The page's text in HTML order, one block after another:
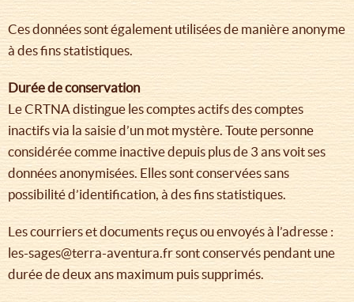
Ces données sont également utilisées de manière anonyme
à des fins statistiques.
Durée de conservation
Le CRTNA distingue les comptes actifs des comptes
inactifs via la saisie d’un mot mystère. Toute personne
considérée comme inactive depuis plus de 3 ans voit ses
données anonymisées. Elles sont conservées sans
possibilité d’identification, à des fins statistiques.
Les courriers et documents reçus ou envoyés à l’adresse :
les-sages@terra-aventura.fr sont conservés pendant une
durée de deux ans maximum puis supprimés.